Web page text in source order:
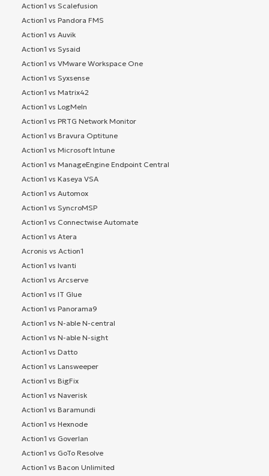
Action1 vs Scalefusion
Action1 vs Pandora FMS
Action1 vs Auvik
Action1 vs Sysaid
Action1 vs VMware Workspace One
Action1 vs Syxsense
Action1 vs Matrix42
Action1 vs LogMeIn
Action1 vs PRTG Network Monitor
Action1 vs Bravura Optitune
Action1 vs Microsoft Intune
Action1 vs ManageEngine Endpoint Central
Action1 vs Kaseya VSA
Action1 vs Automox
Action1 vs SyncroMSP
Action1 vs Connectwise Automate
Action1 vs Atera
Acronis vs Action1
Action1 vs Ivanti
Action1 vs Arcserve
Action1 vs IT Glue
Action1 vs Panorama9
Action1 vs N-able N-central
Action1 vs N-able N-sight
Action1 vs Datto
Action1 vs Lansweeper
Action1 vs BigFix
Action1 vs Naverisk
Action1 vs Baramundi
Action1 vs Hexnode
Action1 vs Goverlan
Action1 vs GoTo Resolve
Action1 vs Bacon Unlimited